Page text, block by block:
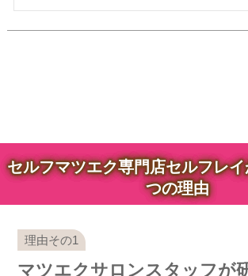
セルフマツエク専門店セルフレ
つの理由
マツエクサロンスタッフが